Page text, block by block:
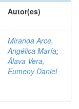
Autor(es)
Miranda Arce,
Angélica María;
Álava Vera,
Eumeny Daniel